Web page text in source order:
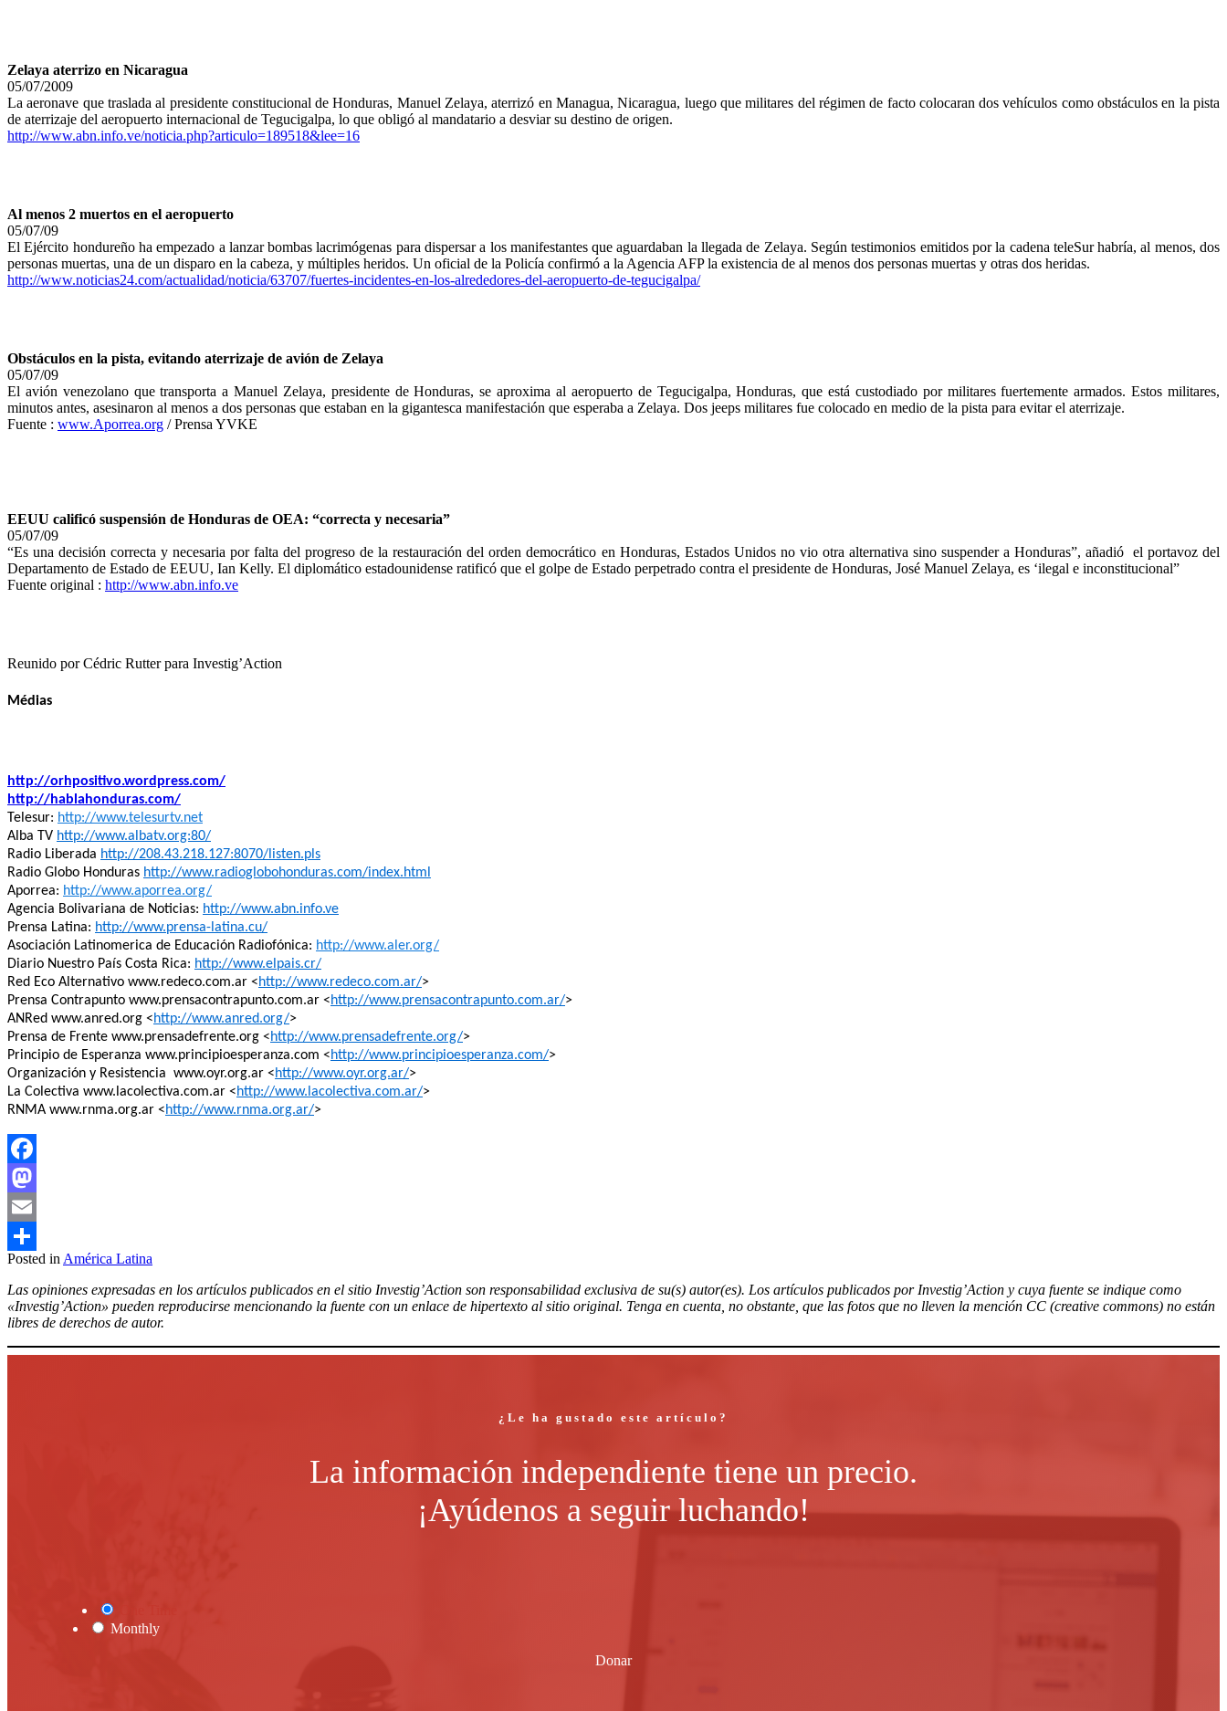
Zelaya aterrizo en Nicaragua
05/07/2009
La aeronave que traslada al presidente constitucional de Honduras, Manuel Zelaya, aterrizó en Managua, Nicaragua, luego que militares del régimen de facto colocaran dos vehículos como obstáculos en la pista
de aterrizaje del aeropuerto internacional de Tegucigalpa, lo que obligó al mandatario a desviar su destino de origen.
http://www.abn.info.ve/noticia.php?articulo=189518&lee=16
Al menos 2 muertos en el aeropuerto
05/07/09
El Ejército hondureño ha empezado a lanzar bombas lacrimógenas para dispersar a los manifestantes que aguardaban la llegada de Zelaya. Según testimonios emitidos por la cadena teleSur habría, al menos, dos
personas muertas, una de un disparo en la cabeza, y múltiples heridos. Un oficial de la Policía confirmó a la Agencia AFP la existencia de al menos dos personas muertas y otras dos heridas.
http://www.noticias24.com/actualidad/noticia/63707/fuertes-incidentes-en-los-alrededores-del-aeropuerto-de-tegucigalpa/
Obstáculos en la pista, evitando aterrizaje de avión de Zelaya
05/07/09
El avión venezolano que transporta a Manuel Zelaya, presidente de Honduras, se aproxima al aeropuerto de Tegucigalpa, Honduras, que está custodiado por militares fuertemente armados. Estos militares,
minutos antes, asesinaron al menos a dos personas que estaban en la gigantesca manifestación que esperaba a Zelaya. Dos jeeps militares fue colocado en medio de la pista para evitar el aterrizaje.
Fuente : www.Aporrea.org / Prensa YVKE
EEUU calificó suspensión de Honduras de OEA: “correcta y necesaria”
05/07/09
“Es una decisión correcta y necesaria por falta del progreso de la restauración del orden democrático en Honduras, Estados Unidos no vio otra alternativa sino suspender a Honduras”, añadió el portavoz del
Departamento de Estado de EEUU, Ian Kelly. El diplomático estadounidense ratificó que el golpe de Estado perpetrado contra el presidente de Honduras, José Manuel Zelaya, es ‘ilegal e inconstitucional”
Fuente original : http://www.abn.info.ve
Reunido por Cédric Rutter para Investig’Action
Médias
http://orhpositivo.wordpress.com/
http://hablahonduras.com/
Telesur: http://www.telesurtv.net
Alba TV http://www.albatv.org:80/
Radio Liberada http://208.43.218.127:8070/listen.pls
Radio Globo Honduras http://www.radioglobohonduras.com/index.html
Aporrea: http://www.aporrea.org/
Agencia Bolivariana de Noticias: http://www.abn.info.ve
Prensa Latina: http://www.prensa-latina.cu/
Asociación Latinomerica de Educación Radiofónica: http://www.aler.org/
Diario Nuestro País Costa Rica: http://www.elpais.cr/
Red Eco Alternativo www.redeco.com.ar <http://www.redeco.com.ar/>
Prensa Contrapunto www.prensacontrapunto.com.ar <http://www.prensacontrapunto.com.ar/>
ANRed www.anred.org <http://www.anred.org/>
Prensa de Frente www.prensadefrente.org <http://www.prensadefrente.org/>
Principio de Esperanza www.principioesperanza.com <http://www.principioesperanza.com/>
Organización y Resistencia www.oyr.org.ar <http://www.oyr.org.ar/>
La Colectiva www.lacolectiva.com.ar <http://www.lacolectiva.com.ar/>
RNMA www.rnma.org.ar <http://www.rnma.org.ar/>
Facebook
Mastodon
Email
Compartir
Posted in América Latina
Las opiniones expresadas en los artículos publicados en el sitio Investig’Action son responsabilidad exclusiva de su(s) autor(es). Los artículos publicados por Investig’Action y cuya fuente se indique como
«Investig’Action» pueden reproducirse mencionando la fuente con un enlace de hipertexto al sitio original. Tenga en cuenta, no obstante, que las fotos que no lleven la mención CC (creative commons) no están
libres de derechos de autor.
¿Le ha gustado este artículo?
La información independiente tiene un precio.
¡Ayúdenos a seguir luchando!
Monthly
Donar